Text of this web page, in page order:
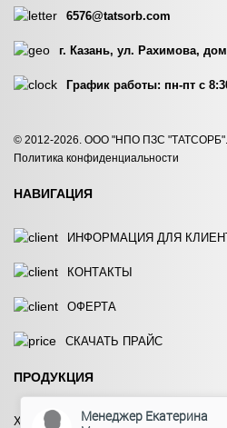
ГРАФИТ ГЛ-1,
ЖИДКОЕ СТЕКЛО
ЗАКАЗАТЬ
6576@tatsorb.com
г. Казань, ул. Рахимова,
График работы: пн-пт с
© 2012-2026. ООО "НПО ПЗС "ТАТСОРБ".
Политика конфиденциальности
НАВИГАЦИЯ
ИНФОРМАЦИЯ ДЛЯ
КОНТАКТЫ
ОФЕРТА
СКАЧАТЬ ПРАЙС
ПРОДУКЦИЯ
ХЛОРСОДЕРЖАЩИЕ ПРЕПАРАТЫ
Менеджер Екатерина